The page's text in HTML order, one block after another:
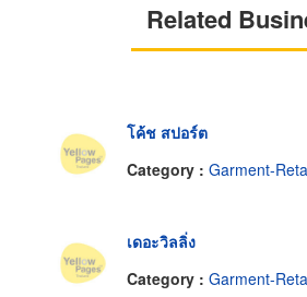
Related
โค้ช สปอร์ต
Category : Garment-
เดอะวิลลิ่ง
Category : Garment-